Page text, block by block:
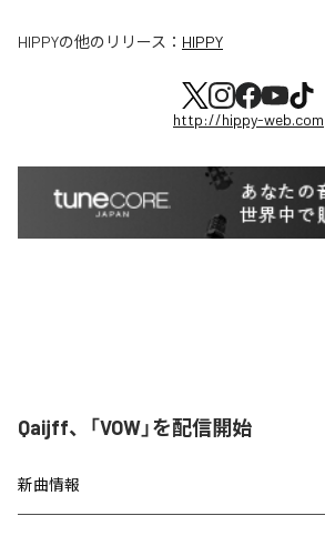
HIPPYの他のリリース： HIPPY
http://hippy-web.com
Qaijff、「VOW」を配信開始
新曲情報